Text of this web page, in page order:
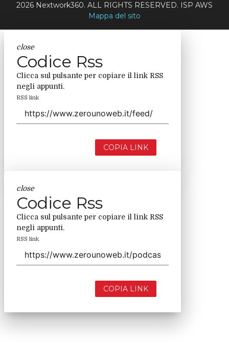
2026 Nextwork360. ALL RIGHTS RESERVED. ISP AWS
Mappa del sito
close
Codice Rss
Clicca sul pulsante per copiare il link RSS
negli appunti.
RSS link
COPIA LINK
close
Codice Rss
Clicca sul pulsante per copiare il link RSS
negli appunti.
RSS link
COPIA LINK